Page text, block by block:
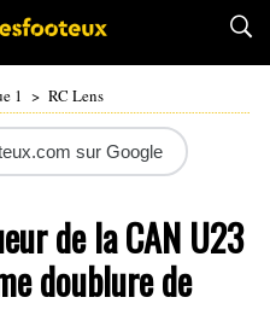
1 > RC Lens
sur Google
de la CAN U23
doublure de